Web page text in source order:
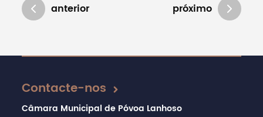
anterior próximo
Atualizado em 23/02/2021
Contacte-nos
Câmara Municipal de Póvoa Lanhoso